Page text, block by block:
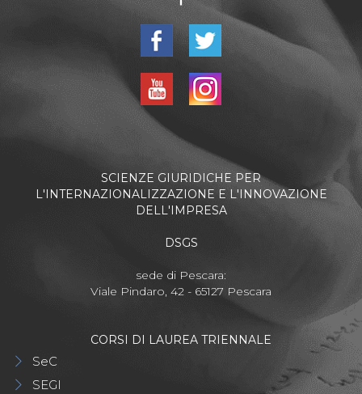
SCIENZE GIURIDICHE PER
L'INTERNAZIONALIZZAZIONE E L'INNOVAZIONE
DELL'IMPRESA
DSGS
sede di Pescara:
Viale Pindaro, 42 - 65127 Pescara
CORSI DI LAUREA TRIENNALE
SeC
SEGI